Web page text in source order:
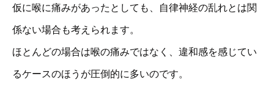
仮に喉に痛みがあったとしても、自律神経の乱れとは関
係ない場合も考えられます。
ほとんどの場合は喉の痛みではなく、違和感を感じてい
るケースのほうが圧倒的に多いのです。